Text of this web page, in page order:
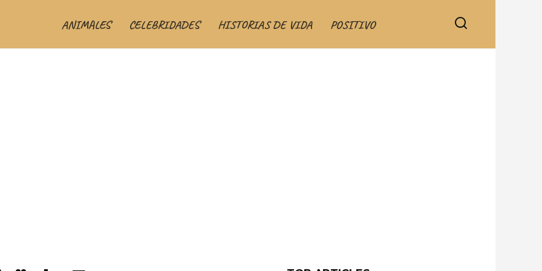
ANIMALES CELEBRIDADES HISTORIAS DE VIDA POSITIVO